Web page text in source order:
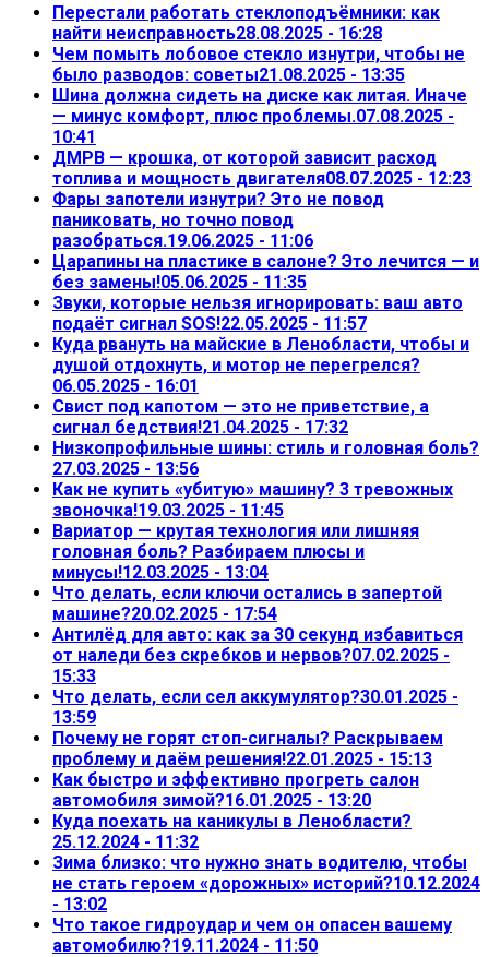
Перестали работать стеклоподъёмники: как
найти неисправность28.08.2025 - 16:28
Чем помыть лобовое стекло изнутри, чтобы не
было разводов: советы21.08.2025 - 13:35
Шина должна сидеть на диске как литая. Иначе
— минус комфорт, плюс проблемы.07.08.2025 -
10:41
ДМРВ — крошка, от которой зависит расход
топлива и мощность двигателя08.07.2025 - 12:23
Фары запотели изнутри? Это не повод
паниковать, но точно повод
разобраться.19.06.2025 - 11:06
Царапины на пластике в салоне? Это лечится — и
без замены!05.06.2025 - 11:35
Звуки, которые нельзя игнорировать: ваш авто
подаёт сигнал SOS!22.05.2025 - 11:57
Куда рвануть на майские в Ленобласти, чтобы и
душой отдохнуть, и мотор не перегрелся?
06.05.2025 - 16:01
Свист под капотом — это не приветствие, а
сигнал бедствия!21.04.2025 - 17:32
Низкопрофильные шины: стиль и головная боль?
27.03.2025 - 13:56
Как не купить «убитую» машину? 3 тревожных
звоночка!19.03.2025 - 11:45
Вариатор — крутая технология или лишняя
головная боль? Разбираем плюсы и
минусы!12.03.2025 - 13:04
Что делать, если ключи остались в запертой
машине?20.02.2025 - 17:54
Антилёд для авто: как за 30 секунд избавиться
от наледи без скребков и нервов?07.02.2025 -
15:33
Что делать, если сел аккумулятор?30.01.2025 -
13:59
Почему не горят стоп-сигналы? Раскрываем
проблему и даём решения!22.01.2025 - 15:13
Как быстро и эффективно прогреть салон
автомобиля зимой?16.01.2025 - 13:20
Куда поехать на каникулы в Ленобласти?
25.12.2024 - 11:32
Зима близко: что нужно знать водителю, чтобы
не стать героем «дорожных» историй?10.12.2024
- 13:02
Что такое гидроудар и чем он опасен вашему
автомобилю?19.11.2024 - 11:50